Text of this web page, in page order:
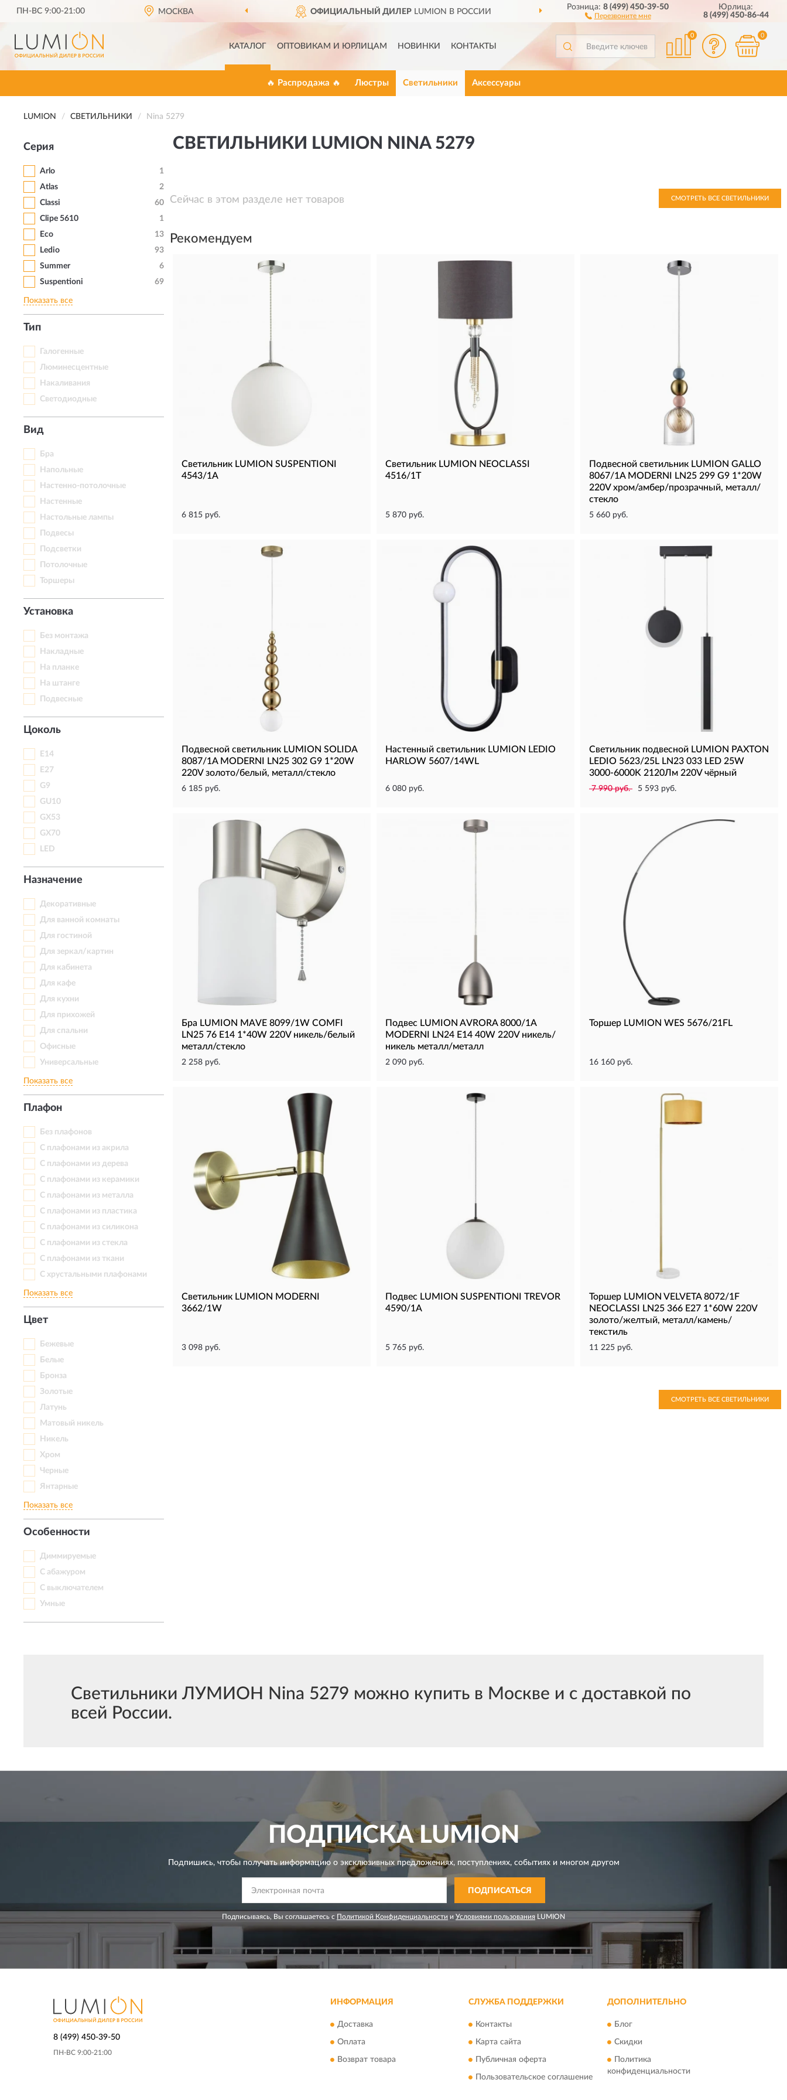
ПН-ВС 9:00-21:00 МОСКВА ОФИЦИАЛЬНЫЙ ДИЛЕР LUMION В РОССИИ ДОСТАВИМ ПО ВСЕЙ РОССИИ
Розница:8 (499) 450-39-50
Перезвоните мне
Юрлица:
8 (499) 450-86-44
КАТАЛОГ ОПТОВИКАМ И ЮРЛИЦАМ НОВИНКИ КОНТАКТЫ
0 0
🔥 Распродажа 🔥 Люстры Светильники Аксессуары
LUMION СВЕТИЛЬНИКИ Nina 5279
Серия
Arlo
1
Atlas
2
Classi
60
Clipe 5610
1
Eco
13
Ledio
93
Summer
6
Suspentioni
69
Показать все
Тип
Галогенные
Люминесцентные
Накаливания
Светодиодные
Вид
Бра
Напольные
Настенно-потолочные
Настенные
Настольные лампы
Подвесы
Подсветки
Потолочные
Торшеры
Установка
Без монтажа
Накладные
На планке
На штанге
Подвесные
Цоколь
E14
E27
G9
GU10
GX53
GX70
LED
Назначение
Декоративные
Для ванной комнаты
Для гостиной
Для зеркал/картин
Для кабинета
Для кафе
Для кухни
Для прихожей
Для спальни
Офисные
Универсальные
Показать все
Плафон
Без плафонов
С плафонами из акрила
С плафонами из дерева
С плафонами из керамики
С плафонами из металла
С плафонами из пластика
С плафонами из силикона
С плафонами из стекла
С плафонами из ткани
С хрустальными плафонами
Показать все
Цвет
Бежевые
Белые
Бронза
Золотые
Латунь
Матовый никель
Никель
Хром
Черные
Янтарные
Показать все
Особенности
Диммируемые
С абажуром
С выключателем
Умные
СВЕТИЛЬНИКИ LUMION NINA 5279
Сейчас в этом разделе нет товаров СМОТРЕТЬ ВСЕ СВЕТИЛЬНИКИ
Рекомендуем
Светильник LUMION SUSPENTIONI
4543/1A
6 815 руб.
Светильник LUMION NEOCLASSI
4516/1T
5 870 руб.
Подвесной светильник LUMION GALLO
8067/1A MODERNI LN25 299 G9 1*20W
220V хром/амбер/прозрачный, металл/
стекло
5 660 руб.
Подвесной светильник LUMION SOLIDA
8087/1A MODERNI LN25 302 G9 1*20W
220V золото/белый, металл/стекло
6 185 руб.
Настенный светильник LUMION LEDIO
HARLOW 5607/14WL
6 080 руб.
Светильник подвесной LUMION PAXTON
LEDIO 5623/25L LN23 033 LED 25W
3000-6000K 2120Лм 220V чёрный
7 990 руб. 5 593 руб.
Бра LUMION MAVE 8099/1W COMFI
LN25 76 Е14 1*40W 220V никель/белый
металл/стекло
2 258 руб.
Подвес LUMION AVRORA 8000/1A
MODERNI LN24 Е14 40W 220V никель/
никель металл/металл
2 090 руб.
Торшер LUMION WES 5676/21FL
16 160 руб.
Светильник LUMION MODERNI
3662/1W
3 098 руб.
Подвес LUMION SUSPENTIONI TREVOR
4590/1A
5 765 руб.
Торшер LUMION VELVETA 8072/1F
NEOCLASSI LN25 366 E27 1*60W 220V
золото/желтый, металл/камень/
текстиль
11 225 руб.
СМОТРЕТЬ ВСЕ СВЕТИЛЬНИКИ
Светильники ЛУМИОН Nina 5279 можно купить в Москве и с доставкой по
всей России.
ПОДПИСКАLUMION
Подпишись, чтобы получать информацию о эксклюзивных предложениях,поступлениях, событиях и многом другом
ПОДПИСАТЬСЯ
Подписываясь, Вы соглашаетесь с Политикой Конфиденциальности и Условиями пользования LUMION
8 (499) 450-39-50
ПН-ВС 9:00-21:00
ИНФОРМАЦИЯ
Доставка
Оплата
Возврат товара
СЛУЖБА ПОДДЕРЖКИ
Контакты
Карта сайта
Публичная оферта
Пользовательское соглашение
ДОПОЛНИТЕЛЬНО
Блог
Скидки
Политика
конфиденциальности